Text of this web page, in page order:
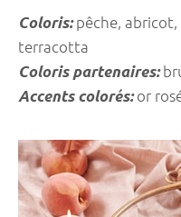
Coloris:pêche, abricot,
terracotta
Coloris partenaires:
Accents colorés:or